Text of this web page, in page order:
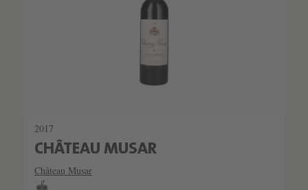
2017
CHÂTEAU MUSAR
Château Musar